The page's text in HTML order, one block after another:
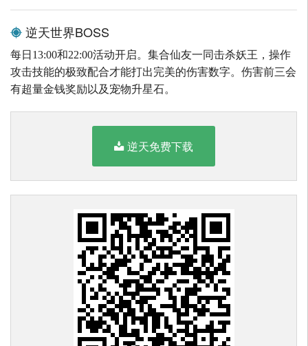
逆天世界BOSS
每日13:00和22:00活动开启。集合仙友一同击杀妖王，操作
攻击技能的极致配合才能打出完美的伤害数字。伤害前三会
有超量金钱奖励以及宠物升星石。
逆天免费下载